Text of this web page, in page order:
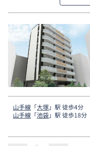
山手線 「大塚」駅 徒歩4分
山手線 「池袋」駅 徒歩18分